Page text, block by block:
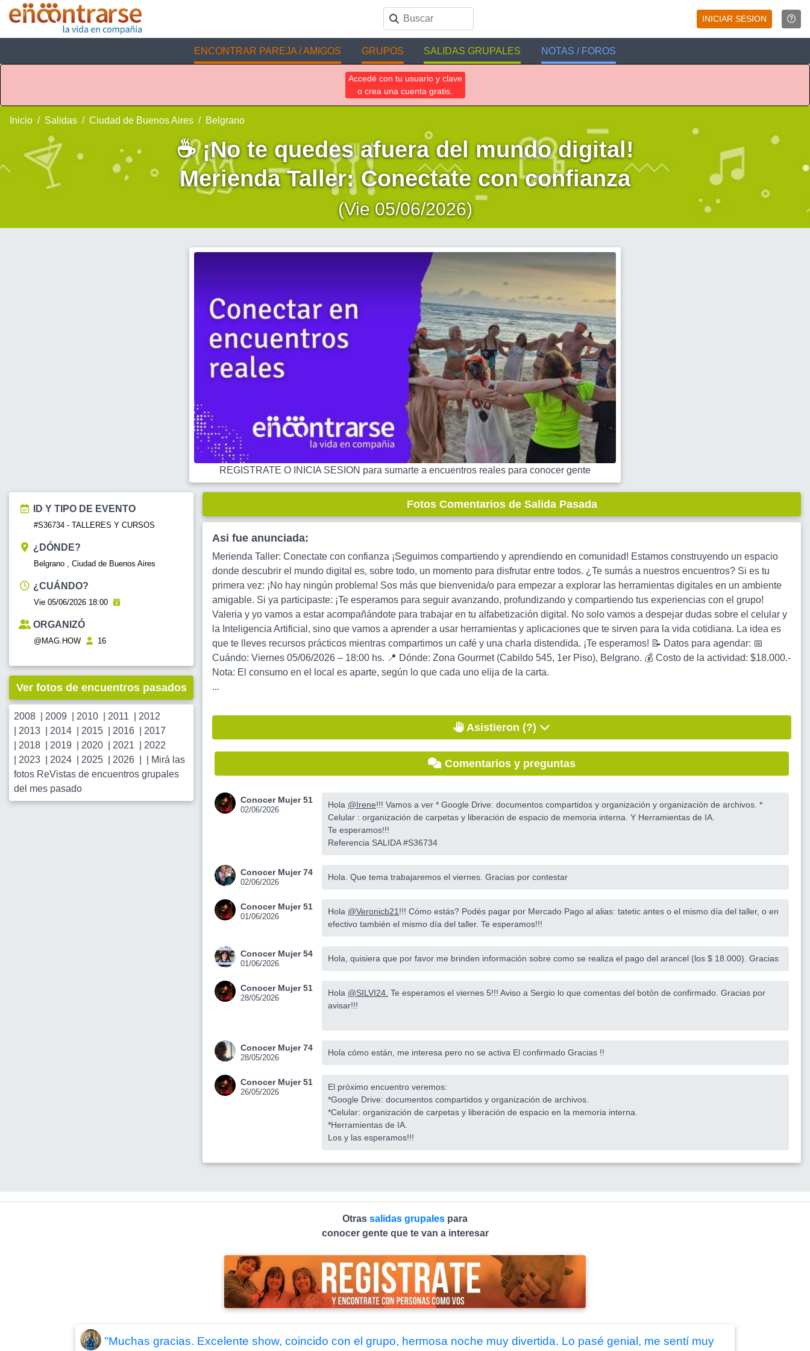
INICIAR SESION
ENCONTRAR PAREJA / AMIGOS GRUPOS SALIDAS GRUPALES NOTAS / FOROS
Accedé con tu usuario y clave
o crea una cuenta gratis.
Inicio Salidas Ciudad de Buenos Aires Belgrano
☕ ¡No te quedes afuera del mundo digital!
Merienda Taller: Conectate con confianza
(Vie 05/06/2026)
REGISTRATE O INICIA SESION para sumarte a encuentros reales para conocer gente
ID Y TIPO DE EVENTO
#S36734 - TALLERES Y CURSOS
¿DÓNDE?
Belgrano , Ciudad de Buenos Aires
¿CUÁNDO?
Vie 05/06/2026 18:00
ORGANIZÓ
@MAG.HOW 16
Ver fotos de encuentros pasados
2008 2009 2010 2011
2012
2013 2014 2015 2016
2017
2018 2019 2020 2021
2022
2023 2024 2025 2026
Mirá las
fotos ReVistas de encuentros grupales
del mes pasado
Fotos Comentarios de Salida Pasada
Asi fue anunciada:
Merienda Taller: Conectate con confianza ¡Seguimos compartiendo y aprendiendo en comunidad! Estamos construyendo un espacio
donde descubrir el mundo digital es, sobre todo, un momento para disfrutar entre todos. ¿Te sumás a nuestros encuentros? Si es tu
primera vez: ¡No hay ningún problema! Sos más que bienvenida/o para empezar a explorar las herramientas digitales en un ambiente
amigable. Si ya participaste: ¡Te esperamos para seguir avanzando, profundizando y compartiendo tus experiencias con el grupo!
Valeria y yo vamos a estar acompañándote para trabajar en tu alfabetización digital. No solo vamos a despejar dudas sobre el celular y
la Inteligencia Artificial, sino que vamos a aprender a usar herramientas y aplicaciones que te sirven para la vida cotidiana. La idea es
que te lleves recursos prácticos mientras compartimos un café y una charla distendida. ¡Te esperamos! 📝 Datos para agendar: 📅
Cuándo: Viernes 05/06/2026 – 18:00 hs. 📍 Dónde: Zona Gourmet (Cabildo 545, 1er Piso), Belgrano. 💰 Costo de la actividad: $18.000.-
Nota: El consumo en el local es aparte, según lo que cada uno elija de la carta.
...
Asistieron (?)
Comentarios y preguntas
Conocer Mujer 51
02/06/2026
Hola @Irene!!! Vamos a ver * Google Drive: documentos compartidos y organización y organización de archivos. *
Celular : organización de carpetas y liberación de espacio de memoria interna. Y Herramientas de IA.
Te esperamos!!!
Referencia SALIDA #S36734
Conocer Mujer 74
02/06/2026
Hola. Que tema trabajaremos el viernes. Gracias por contestar
Conocer Mujer 51
01/06/2026
Hola @Veronicb21 !!! Cómo estás? Podés pagar por Mercado Pago al alias: tatetic antes o el mismo día del taller, o en
efectivo también el mismo día del taller. Te esperamos!!!
Conocer Mujer 54
01/06/2026
Hola, quisiera que por favor me brinden información sobre como se realiza el pago del arancel (los $ 18.000). Gracias
Conocer Mujer 51
28/05/2026
Hola @SILVI24. Te esperamos el viernes 5!!! Aviso a Sergio lo que comentas del botón de confirmado. Gracias por
avisar!!!
Conocer Mujer 74
28/05/2026
Hola cómo están, me interesa pero no se activa El confirmado Gracias !!
Conocer Mujer 51
26/05/2026
El próximo encuentro veremos:
*Google Drive: documentos compartidos y organización de archivos.
*Celular: organización de carpetas y liberación de espacio en la memoria interna.
*Herramientas de IA.
Los y las esperamos!!!
Otras salidas grupales para
conocer gente que te van a interesar
"Muchas gracias. Excelente show, coincido con el grupo, hermosa noche muy divertida. Lo pasé genial, me sentí muy